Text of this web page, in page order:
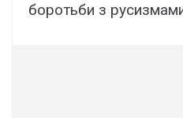
бopoтьби з